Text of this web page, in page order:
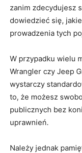
‍zanim zdecydujesz
dowiedzieć ⁢się,⁣
prowadzenia tych
W przypadku wielu
Wrangler czy Jeep‌
wystarczy
to,‌ że możesz
publicznych bez
uprawnień.
Należy jednak